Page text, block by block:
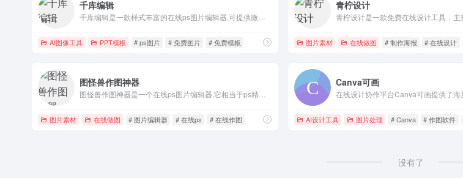
千库编辑
AI图像工具 PPT模板 # ps图片 # 免费图片 # 免费模板
青柠设计
图片素材 在线做图 # 制作海报 # 在线设计
图怪兽作图神器
图片素材 在线做图 # 图片编辑器 # 在线ps # 在线作图
Canva可画
AI设计工具 图片处理 # Canva # 作图软件
没有了